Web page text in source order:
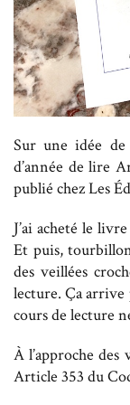
Sur une idée de
d’année de lire
publié chez Les
J’ai acheté le
Et puis,
des veillées
lecture. Ça arrive
cours de lecture
À l’approche des
Article 353 du